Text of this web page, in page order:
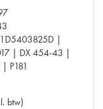
|
| DX 454-43 |
P181
btw)